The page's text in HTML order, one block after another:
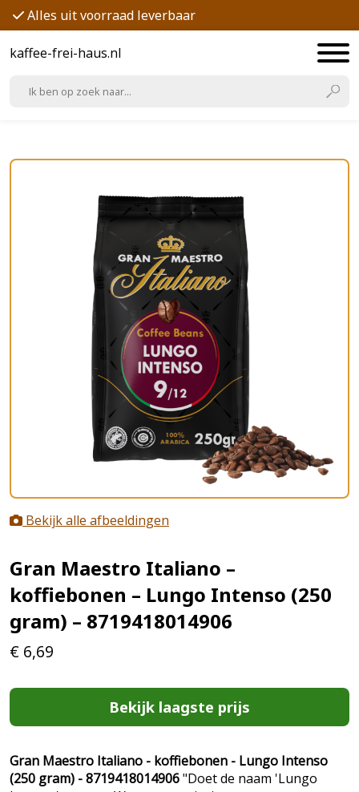
Alles uit voorraad leverbaar
kaffee-frei-haus.nl
Bekijk alle afbeeldingen
Gran Maestro Italiano –
koffiebonen – Lungo Intenso (250
gram) – 8719418014906
€ 6,69
Bekijk laagste prijs
Gran Maestro Italiano - koffiebonen - Lungo Intenso
(250 gram) - 8719418014906"Doet de naam 'Lungo